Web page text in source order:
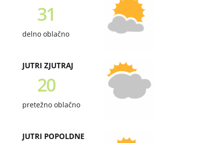
31
delno oblačno
JUTRI ZJUTRAJ
20
pretežno oblačno
JUTRI POPOLDNE